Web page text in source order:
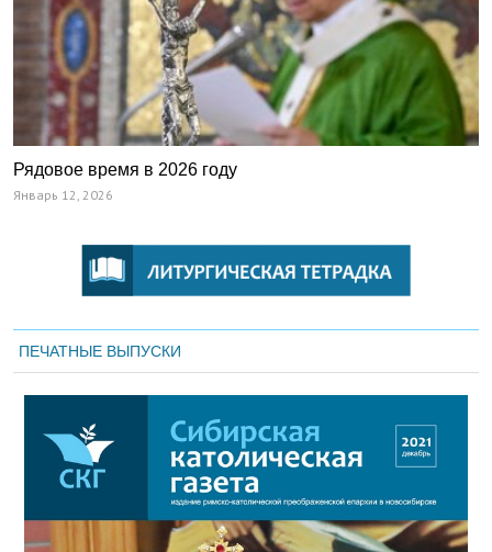
Рядовое время в 2026 году
Январь 12, 2026
ПЕЧАТНЫЕ ВЫПУСКИ